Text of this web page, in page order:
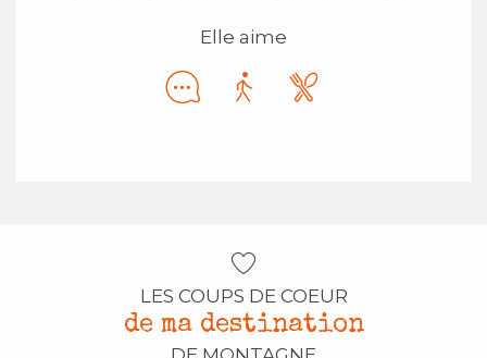
Elle aime
LES COUPS DE COEUR
de ma destination